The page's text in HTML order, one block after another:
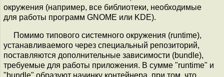
окружения (например, все библиотеки, необходимые
для работы программ GNOME или KDE).
Помимо типового системного окружения (runtime),
устанавливаемого через специальный репозиторий,
поставляются дополнительные зависимости (bundle),
требуемые для работы приложения. В сумме "runtime" и
"bundle" образуют начинку контейнера, при том, что